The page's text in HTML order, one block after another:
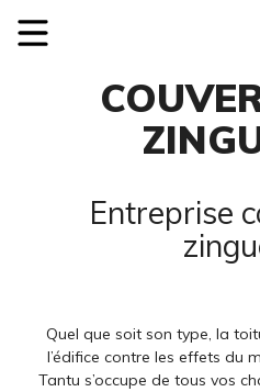
Entreprise
Quel que soit son type, la
l’édifice contre les effets du
Tantu s’occupe de tous vos